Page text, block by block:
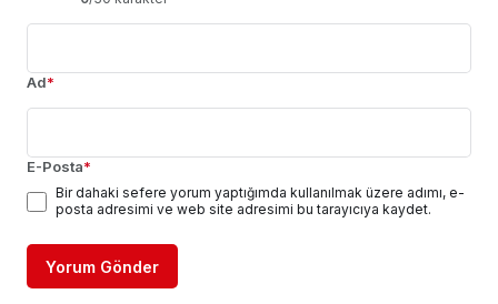
Ad*
E-Posta*
Bir dahaki sefere yorum yaptığımda kullanılmak üzere adımı, e-
posta adresimi ve web site adresimi bu tarayıcıya kaydet.
Yorum Gönder